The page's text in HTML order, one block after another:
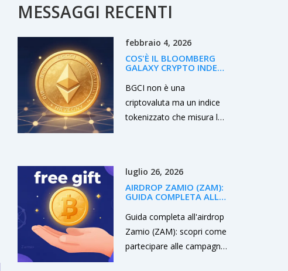
MESSAGGI RECENTI
febbraio 4, 2026
COS'È IL BLOOMBERG
GALAXY CRYPTO INDEX
DETTAGLIATA
BGCI non è una
criptovaluta ma un indice
tokenizzato che misura le
Galaxy Digital, è gestito su
Reserve Protocol. Con
$84k, è un prodotto niche
nel DeFi. Si negozia solo
su exchange
luglio 26, 2026
AIRDROP ZAMIO (ZAM):
GUIDA COMPLETA ALLE
COINMARKETCAP
Guida completa all'airdrop
Zamio (ZAM): scopri come
partecipare alle campagne